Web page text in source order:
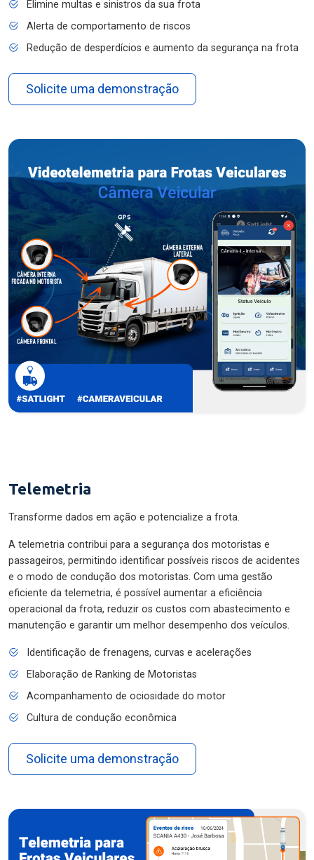
Elimine multas e sinistros da sua frota
Alerta de comportamento de riscos
Redução de desperdícios e aumento da segurança na frota
Solicite uma demonstração
Telemetria
Transforme dados em ação e potencialize a frota.
A telemetria contribui para a segurança dos motoristas e
passageiros, permitindo identificar possíveis riscos de acidentes
e o modo de condução dos motoristas. Com uma gestão
eficiente da telemetria, é possível aumentar a eficiência
operacional da frota, reduzir os custos com abastecimento e
manutenção e garantir um melhor desempenho dos veículos.
Identificação de frenagens, curvas e acelerações
Elaboração de Ranking de Motoristas
Acompanhamento de ociosidade do motor
Cultura de condução econômica
Solicite uma demonstração